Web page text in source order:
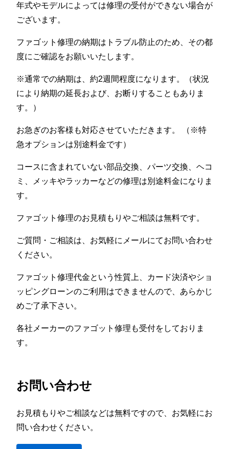
年式やモデルによっては修理の受付ができない場合が
ございます。
ファゴット修理の納期はトラブル防止のため、その都
度にご確認をお願いいたします。
※通常での納期は、約2週間程度になります。（状況
により納期の延長および、お断りすることもありま
す。）
お急ぎのお客様も対応させていただきます。 （※特
急オプションは別途料金です）
コースに含まれていない部品交換、パーツ交換、ヘコ
ミ、メッキやラッカーなどの修理は別途料金になりま
す。
ファゴット修理のお見積もりやご相談は無料です。
ご質問・ご相談は、お気軽にメールにてお問い合わせ
ください。
ファゴット修理代金という性質上、カード決済やショ
ッピングローンのご利用はできませんので、あらかじ
めご了承下さい。
各社メーカーのファゴット修理も受付をしておりま
す。
お問い合わせ
お見積もりやご相談などは無料ですので、お気軽にお
問い合わせください。